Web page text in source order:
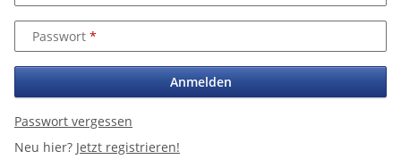
Passwort
Anmelden
Passwort vergessen
Neu hier? Jetzt registrieren!